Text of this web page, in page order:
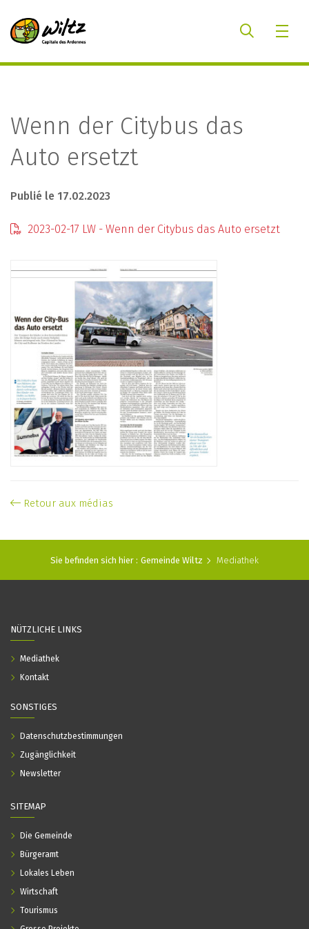
Wenn der Citybus das
Auto ersetzt
Publié le 17.02.2023
2023-02-17 LW - Wenn der Citybus das Auto ersetzt
Retour aux médias
Sie befinden sich hier : Gemeinde Wiltz Mediathek
SITEMAP
Die Gemeinde
Bürgeramt
Lokales Leben
Wirtschaft
Tourismus
NÜTZLICHE LINKS
Mediathek
Kontakt
SONSTIGES
Datenschutzbestimmungen
Zugänglichkeit
Newsletter